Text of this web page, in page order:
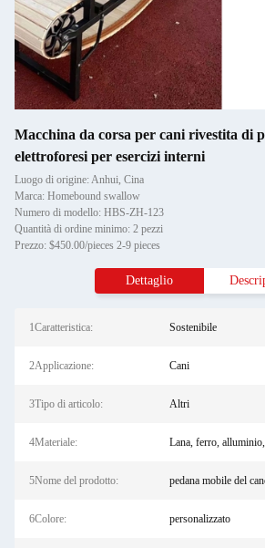
Macchina da corsa per cani rivestita di
elettroforesi per esercizi interni
Luogo di origine: Anhui, Cina
Marca: Homebound swallow
Numero di modello: HBS-ZH-123
Quantità di ordine minimo: 2 pezzi
Prezzo: $450.00/pieces 2-9 pieces
Dettaglio
1Caratteristica: Sostenibile
2Applicazione: Cani
3Tipo di articolo: Altri
4Materiale: Lana, ferro,
5Nome del prodotto: pedana mobile del
6Colore: personalizzato